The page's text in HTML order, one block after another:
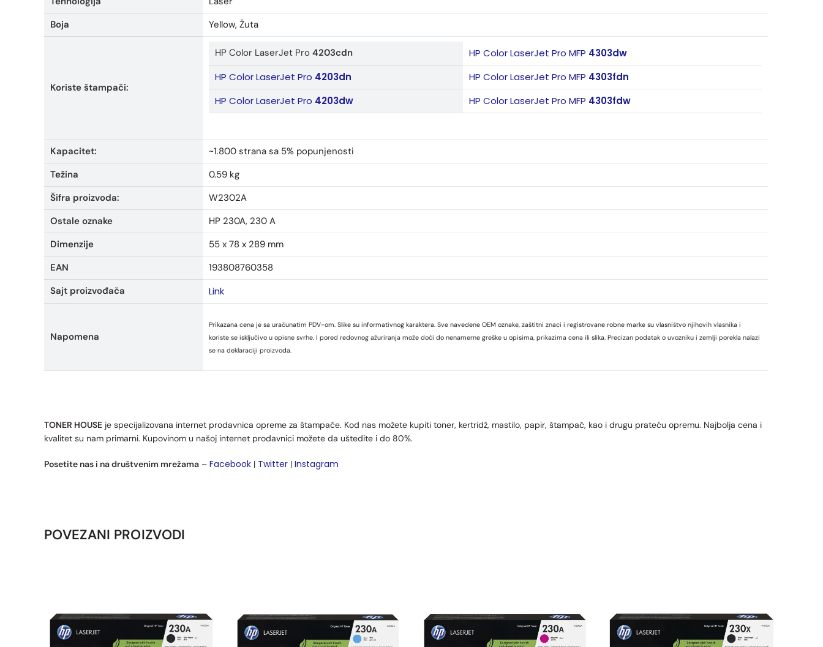
Boja
Yellow, Žuta
Koriste štampači:
HP Color LaserJet Pro 4203cdn HP Color LaserJet Pro MFP 4303dw
HP Color LaserJet Pro 4203dn HP Color LaserJet Pro MFP 4303fdn
HP Color LaserJet Pro 4203dw HP Color LaserJet Pro MFP 4303fdw
Kapacitet:
~1.800 strana sa 5% popunjenosti
Težina
0.59 kg
Šifra proizvoda:
W2302A
Ostale oznake
HP 230A, 230 A
Dimenzije
55 x 78 x 289 mm
EAN
193808760358
Sajt proizvođača
Link
Napomena
Prikazana cena je sa uračunatim PDV-om. Slike su informativnog karaktera. Sve navedene OEM oznake, zaštitni znaci i registrovane robne marke su vlasništvo njihovih vlasnika i
koriste se isključivo u opisne svrhe. I pored redovnog ažuriranja može doći do nenamerne greške u opisima, prikazima cena ili slika. Precizan podatak o uvozniku i zemlji porekla nalazi
se na deklaraciji proizvoda.
TONER HOUSE je specijalizovana internet prodavnica opreme za štampače. Kod nas možete kupiti toner, kertridž, mastilo, papir, štampač, kao i drugu prateću opremu. Najbolja cena i
kvalitet su nam primarni. Kupovinom u našoj internet prodavnici možete da uštedite i do 80%.
Posetite nas i na društvenim mrežama – Facebook | Twitter | Instagram
POVEZANI PROIZVODI